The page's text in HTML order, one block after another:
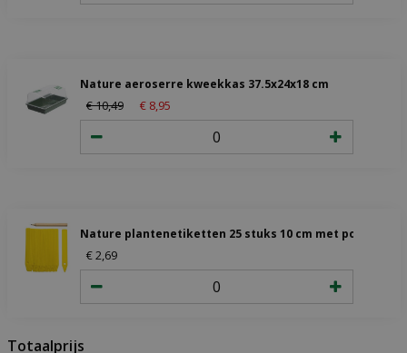
Nature aeroserre kweekkas 37.5x24x18 cm
€10,49 € 8 95
Nature plantenetiketten 25 stuks 10 cm met potlood
€ 2 69